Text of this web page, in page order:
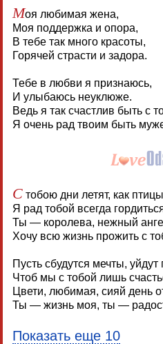
Моя любимая жена,
Моя поддержка и опора,
В тебе так много красоты,
Горячей страсти и задора.
Тебе в любви я признаюсь,
И улыбаюсь неуклюже.
Ведь я так счастлив быть с
Я очень рад твоим быть
Стобою дни летят, как
Я рад тобой всегда
Ты — королева, нежный
Хочу всю жизнь прожить с
Пусть сбудутся мечты, уйдут
Чтоб мы с тобой лишь
Цвети, любимая, сияй день
Ты — жизнь моя, ты —
Показать еще 10